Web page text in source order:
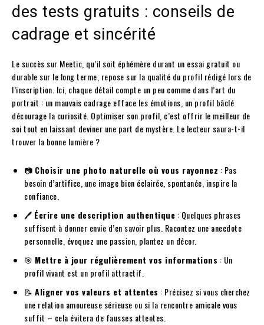
des tests gratuits : conseils de
cadrage et sincérité
Le succès sur Meetic, qu’il soit éphémère durant un essai gratuit ou
durable sur le long terme, repose sur la qualité du profil rédigé lors de
l’inscription. Ici, chaque détail compte un peu comme dans l’art du
portrait : un mauvais cadrage efface les émotions, un profil bâclé
décourage la curiosité. Optimiser son profil, c’est offrir le meilleur de
soi tout en laissant deviner une part de mystère. Le lecteur saura-t-il
trouver la bonne lumière ?
📷 Choisir une photo naturelle où vous rayonnez : Pas
besoin d’artifice, une image bien éclairée, spontanée, inspire la
confiance.
🖊️ Écrire une description authentique : Quelques phrases
suffisent à donner envie d’en savoir plus. Racontez une anecdote
personnelle, évoquez une passion, plantez un décor.
🎯 Mettre à jour régulièrement vos informations : Un
profil vivant est un profil attractif.
📝 Aligner vos valeurs et attentes : Précisez si vous cherchez
une relation amoureuse sérieuse ou si la rencontre amicale vous
suffit – cela évitera de fausses attentes.